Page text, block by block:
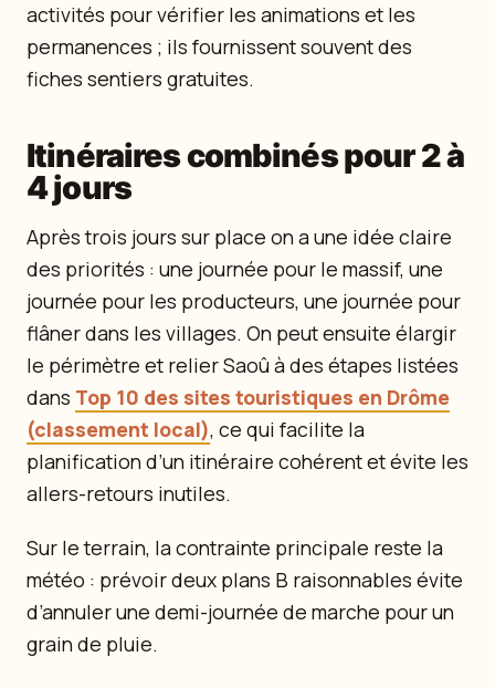
activités pour vérifier les animations et les
permanences ; ils fournissent souvent des
fiches sentiers gratuites.
Itinéraires combinés pour 2 à
4 jours
Après trois jours sur place on a une idée claire
des priorités : une journée pour le massif, une
journée pour les producteurs, une journée pour
flâner dans les villages. On peut ensuite élargir
le périmètre et relier Saoû à des étapes listées
dans Top 10 des sites touristiques en Drôme
(classement local), ce qui facilite la
planification d’un itinéraire cohérent et évite les
allers-retours inutiles.
Sur le terrain, la contrainte principale reste la
météo : prévoir deux plans B raisonnables évite
d’annuler une demi-journée de marche pour un
grain de pluie.